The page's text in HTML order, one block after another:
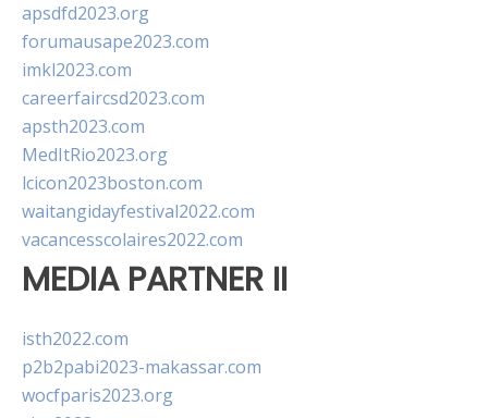
apsdfd2023.org
forumausape2023.com
imkl2023.com
careerfaircsd2023.com
apsth2023.com
MedItRio2023.org
lcicon2023boston.com
waitangidayfestival2022.com
vacancesscolaires2022.com
MEDIA PARTNER II
isth2022.com
p2b2pabi2023-makassar.com
wocfparis2023.org